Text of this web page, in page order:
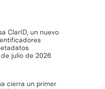
ClarID, un nuevo
julio de 2026
cierra un primer